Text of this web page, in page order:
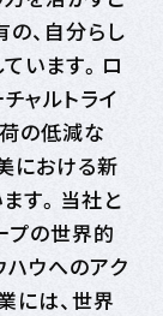
の、自分らし
います。ロ
ャルトライ
の低減な
における新
す。当社と
プの世界的
ハウへのアク
には、世界